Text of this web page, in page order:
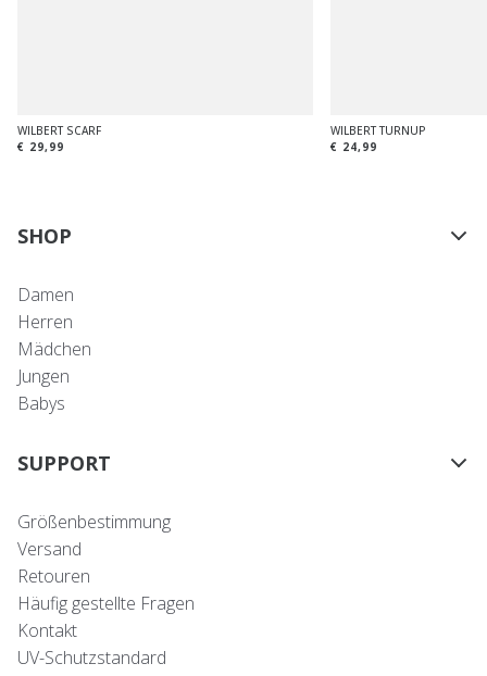
WILBERT SCARF
€ 29,99
WILBERT TURNUP
€ 24,99
SHOP
Damen
Herren
Mädchen
Jungen
Babys
SUPPORT
Größenbestimmung
Versand
Retouren
Häufig gestellte Fragen
Kontakt
UV-Schutzstandard